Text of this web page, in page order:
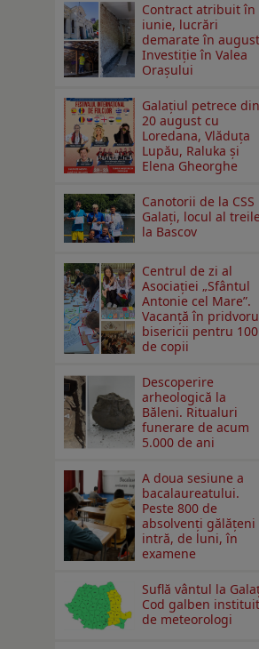
Contract atribuit în
iunie, lucrări
demarate în
Investiţie în Valea
Oraşului
Galaţiul petrece din
20 august cu
Loredana, Vlăduța
Lupău, Raluka și
Elena Gheorghe
Canotorii de la CSS
Galați, locul al
la Bascov
Centrul de zi al
Asociației „Sfântul
Antonie cel Mare”.
Vacanță în
bisericii pentru 100
de copii
Descoperire
arheologică la
Băleni. Ritualuri
funerare de acum
5.000 de ani
A doua sesiune a
bacalaureatului.
Peste 800 de
absolvenţi gălăţeni
intră, de luni, în
examene
Suflă vântul la
Cod galben instituit
de meteorologi